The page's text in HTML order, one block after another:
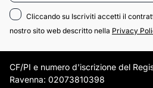
Cliccando su Iscriviti accetti il
nostro sito web descritto nella Privacy
CF/PI e numero d'iscrizione del
Ravenna: 02073810398